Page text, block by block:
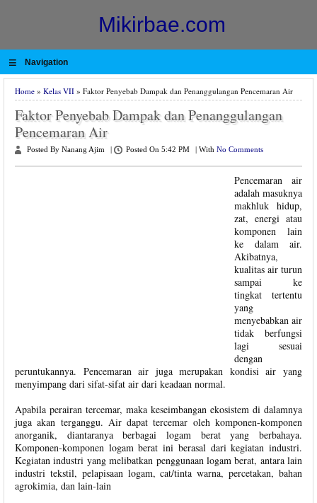
Mikirbae.com
≡ Navigation
Home » Kelas VII » Faktor Penyebab Dampak dan Penanggulangan Pencemaran Air
Faktor Penyebab Dampak dan Penanggulangan
Pencemaran Air
Posted By Nanang Ajim Posted On 5:42 PM With No Comments
Pencemaran air
adalah masuknya
makhluk hidup,
zat, energi atau
komponen lain
ke dalam air.
Akibatnya,
kualitas air turun
sampai ke
tingkat tertentu
yang
menyebabkan air
tidak berfungsi
lagi sesuai
dengan
peruntukannya. Pencemaran air juga merupakan kondisi air yang
menyimpang dari sifat-sifat air dari keadaan normal.
Apabila perairan tercemar, maka keseimbangan ekosistem di dalamnya
juga akan terganggu. Air dapat tercemar oleh komponen-komponen
anorganik, diantaranya berbagai logam berat yang berbahaya.
Komponen-komponen logam berat ini berasal dari kegiatan industri.
Kegiatan industri yang melibatkan penggunaan logam berat, antara lain
industri tekstil, pelapisaan logam, cat/tinta warna, percetakan, bahan
agrokimia, dan lain-lain